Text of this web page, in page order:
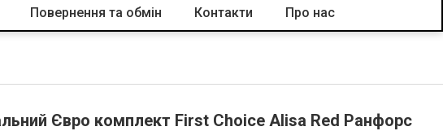
Повернення та обмін Контакти Про нас
Євро комплект First Choice Alisa Red Ранфорс